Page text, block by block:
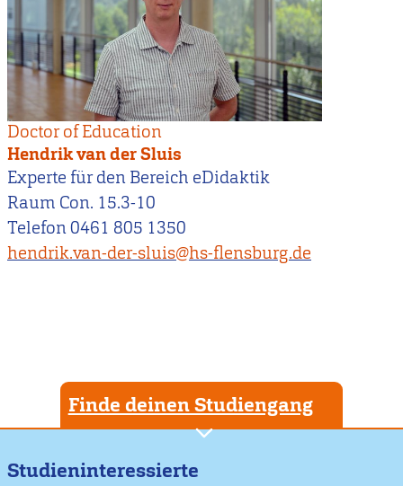
Doctor of Education
Hendrik van der Sluis
Experte für den Bereich eDidaktik
Raum Con. 15.3-10
Telefon 0461 805 1350
hendrik.van-der-sluis@hs-flensburg.de
Finde deinen Studiengang
Studieninteressierte